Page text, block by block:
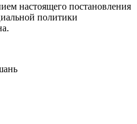
настоящего постановления
политики